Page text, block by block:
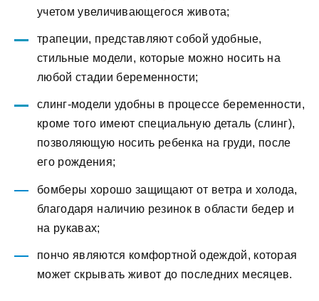
учетом увеличивающегося живота;
трапеции, представляют собой удобные,
стильные модели, которые можно носить на
любой стадии беременности;
слинг-модели удобны в процессе беременности,
кроме того имеют специальную деталь (слинг),
позволяющую носить ребенка на груди, после
его рождения;
бомберы хорошо защищают от ветра и холода,
благодаря наличию резинок в области бедер и
на рукавах;
пончо являются комфортной одеждой, которая
может скрывать живот до последних месяцев.